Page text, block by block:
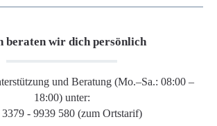
beraten wir dich persönlich
und Beratung (Mo.–Sa.: 08:00 –
18:00) unter:
- 9939 580 (zum Ortstarif)